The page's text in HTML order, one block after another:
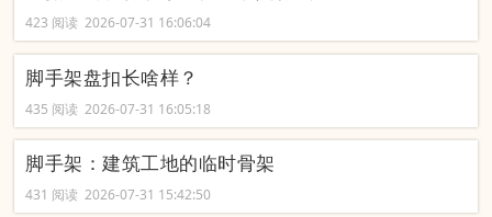
423 阅读 2026-07-31 16:06:04
脚手架盘扣长啥样？
435 阅读 2026-07-31 16:05:18
脚手架：建筑工地的临时骨架
431 阅读 2026-07-31 15:42:50